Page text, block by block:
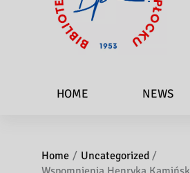
HOME NEWS
Home
Uncategorized